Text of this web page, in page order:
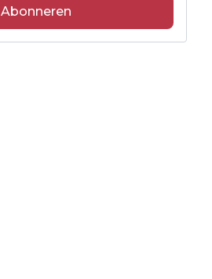
Abonneren